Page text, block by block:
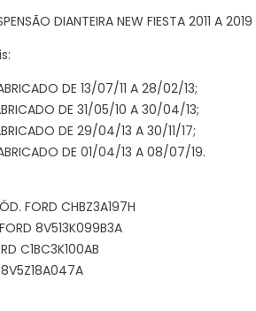
DIANTEIRA NEW FIESTA 2011 A
DE 13/07/11 A 28/02/13;
DE 31/05/10 A 30/04/13;
DE 29/04/13 A 30/11/17;
DE 01/04/13 A 08/07/19.
FORD CHBZ3A197H
8V513K099B3A
C1BC3K100AB